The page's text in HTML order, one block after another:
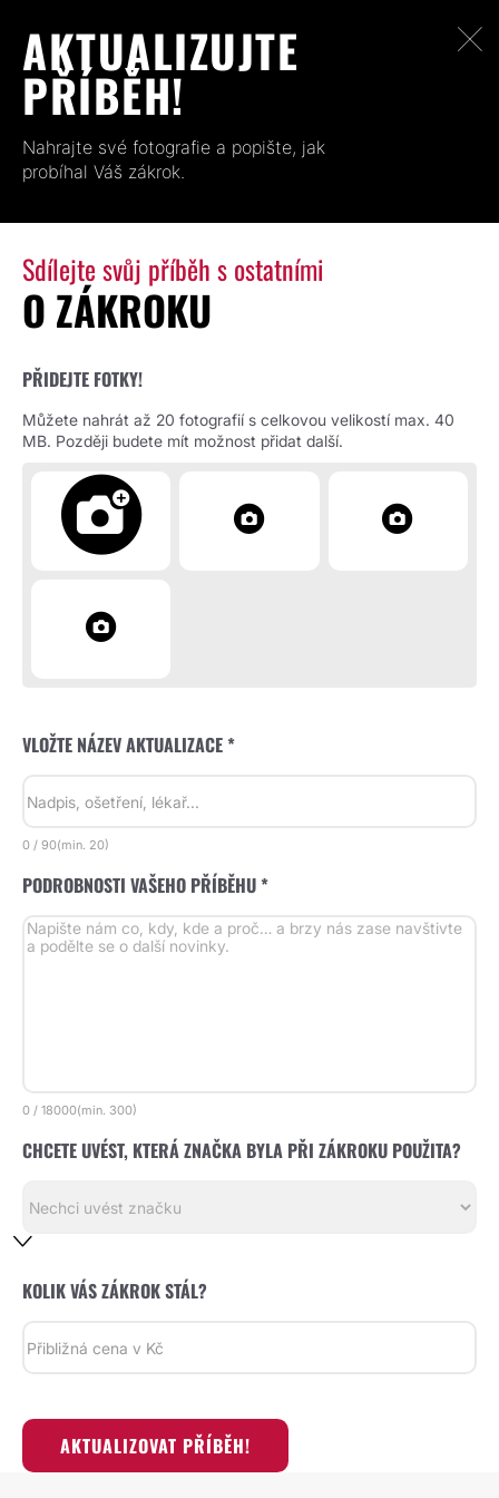
AKTUALIZUJTE
PŘÍBĚH!
Nahrajte své fotografie a popište, jak
probíhal Váš zákrok.
Sdílejte svůj příběh s ostatními
O ZÁKROKU
PŘIDEJTE FOTKY!
Můžete nahrát až 20 fotografií s celkovou velikostí max. 40
MB. Později budete mít možnost přidat další.
VLOŽTE NÁZEV AKTUALIZACE *
0 / 90(min. 20)
PODROBNOSTI VAŠEHO PŘÍBĚHU *
0 / 18000(min. 300)
CHCETE UVÉST, KTERÁ ZNAČKA BYLA PŘI ZÁKROKU POUŽITA?
KOLIK VÁS ZÁKROK STÁL?
AKTUALIZOVAT PŘÍBĚH!